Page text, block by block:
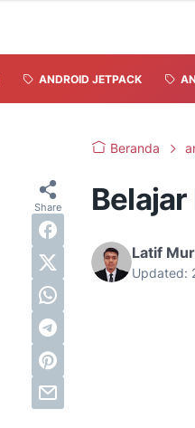
ANDROID JETPACK
Beranda
Latif
Updated: